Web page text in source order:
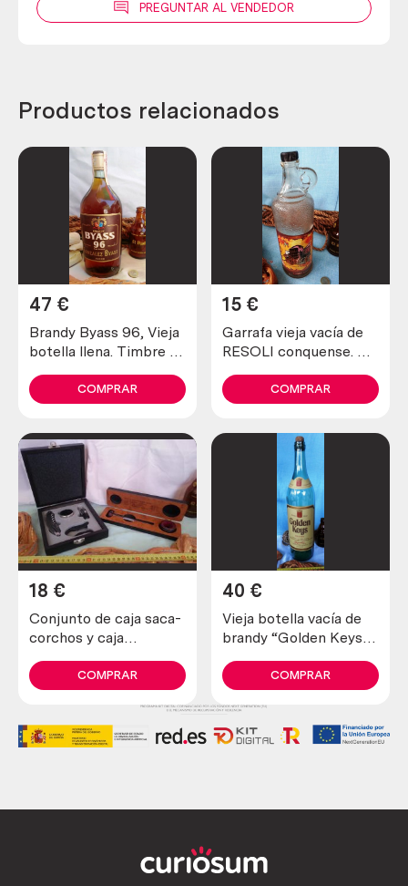
PREGUNTAR AL VENDEDOR
Productos relacionados
Brandy Byass 96, Vieja
botella llena. Timbre de
47 €
COMPRAR
Garrafa vieja vacía de
RESOLI conquense. De
15 €
COMPRAR
Conjunto de caja saca-
corchos y caja
18 €
COMPRAR
Vieja botella vacía de
brandy “Golden Keys”
tamaño.
40 €
COMPRAR